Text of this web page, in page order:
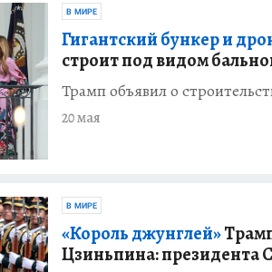
В МИРЕ
Гигантский бункер и
строит под видом
Трамп объявил о
20 мая
В МИРЕ
«Король джунглей»
Цзиньпина: